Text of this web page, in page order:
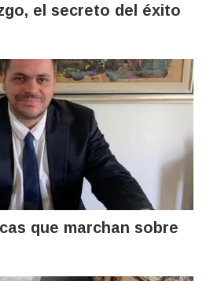
el secreto del éxito
que marchan sobre